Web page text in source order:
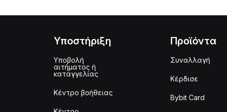
Υποστήριξη
Υποβολή
αιτήματος ή
καταγγελίας
Κέντρο βοήθειας
Προϊόντα
Συναλλαγή
Κέρδισε
Bybit Card